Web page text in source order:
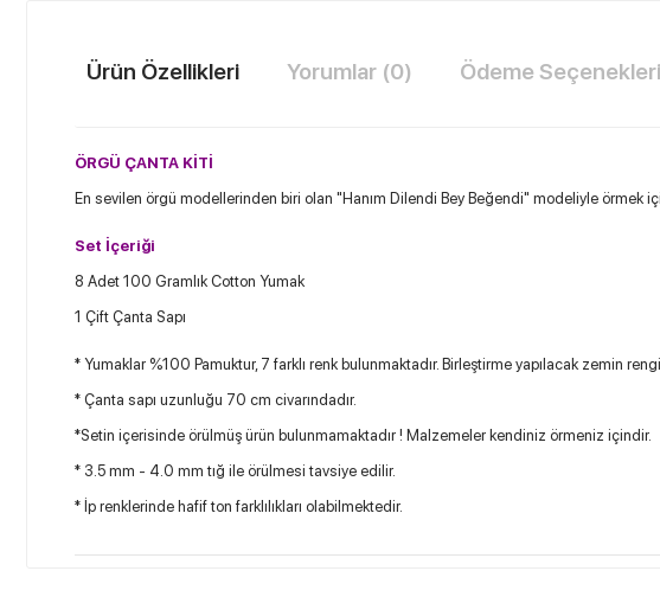
Ürün Özellikleri Yorumlar (0) Ödeme Seçenekleri
ÖRGÜ ÇANTA KİTİ
En sevilen örgü modellerinden biri olan "Hanım Dilendi Bey Beğendi" modeliyle örmek
Set İçeriği
8 Adet 100 Gramlık Cotton Yumak
1 Çift Çanta Sapı
* Yumaklar %100 Pamuktur, 7 farklı renk bulunmaktadır. Birleştirme yapılacak zemin
* Çanta sapı uzunluğu 70 cm civarındadır.
*Setin içerisinde örülmüş ürün bulunmamaktadır ! Malzemeler kendiniz örmeniz içindir.
* 3.5 mm - 4.0 mm tığ ile örülmesi tavsiye edilir.
* İp renklerinde hafif ton farklılıkları olabilmektedir.